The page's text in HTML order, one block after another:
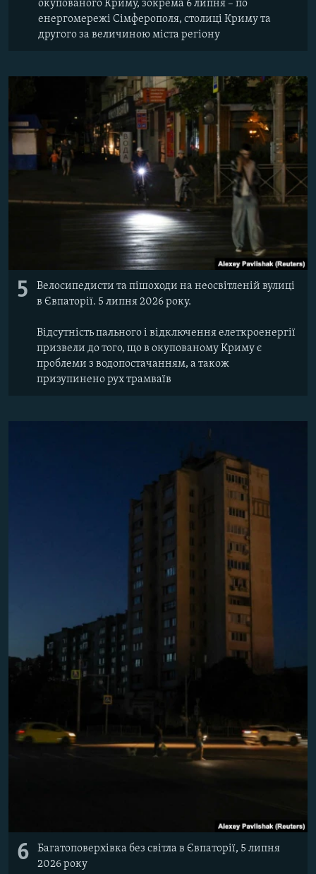
окупованого Криму, зокрема 6 липня – по
енергомережі Сімферополя, столиці Криму та
другого за величиною міста регіону
5
Велосипедисти та пішоходи на неосвітленій вулиці
в Євпаторії. 5 липня 2026 року.
Відсутність пального і відключення елеткроенергії
призвели до того, що в окупованому Криму є
проблеми з водопостачанням, а також
призупинено рух трамваїв
6
Багатоповерхівка без світла в Євпаторії, 5 липня
2026 року